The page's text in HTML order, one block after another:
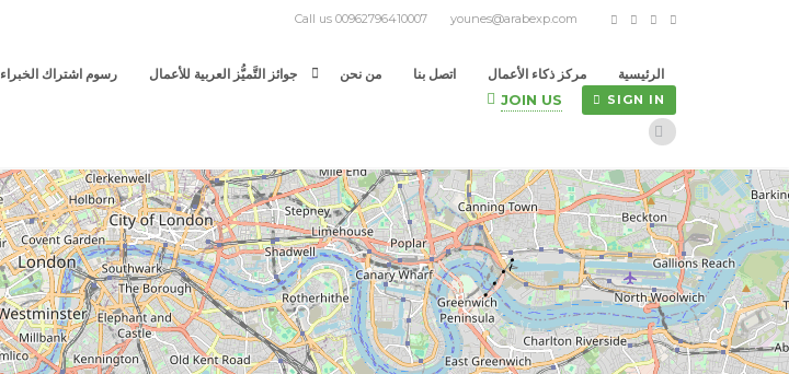
Call us 00962796410007 younes@arabexp.com
رسوم اشتراك الخبراء جوائز التَّميُّز العربية للأعمال من نحن اتصل بنا مركز ذكاء الأعمال الرئيسية
JOIN US SIGN IN